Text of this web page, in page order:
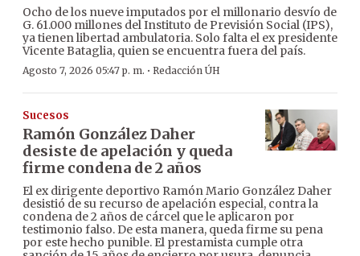
Ocho de los nueve imputados por el millonario desvío de
G. 61.000 millones del Instituto de Previsión Social (IPS),
ya tienen libertad ambulatoria. Solo falta el ex presidente
Vicente Bataglia, quien se encuentra fuera del país.
Agosto 7, 2026 05:47 p. m. · Redacción ÚH
Sucesos
Ramón González Daher
desiste de apelación y queda
firme condena de 2 años
El ex dirigente deportivo Ramón Mario González Daher
desistió de su recurso de apelación especial, contra la
condena de 2 años de cárcel que le aplicaron por
testimonio falso. De esta manera, queda firme su pena
por este hecho punible. El prestamista cumple otra